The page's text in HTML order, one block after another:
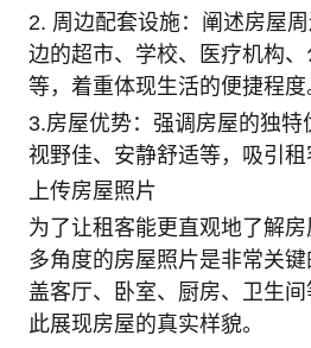
2. 周边配套设施：阐述房屋
边的超市、学校、医疗机构
等，着重体现生活的便捷程度
3.房屋优势：强调房屋的独特
视野佳、安静舒适等，吸引租
上传房屋照片
为了让租客能更直观地了解
多角度的房屋照片是非常关
盖客厅、卧室、厨房、卫生
此展现房屋的真实样貌。